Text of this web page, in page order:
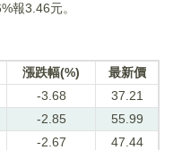
報3.46元。
漲跌幅(%)
最新價
-3.68
37.21
-2.85
55.99
-2.67
47.44